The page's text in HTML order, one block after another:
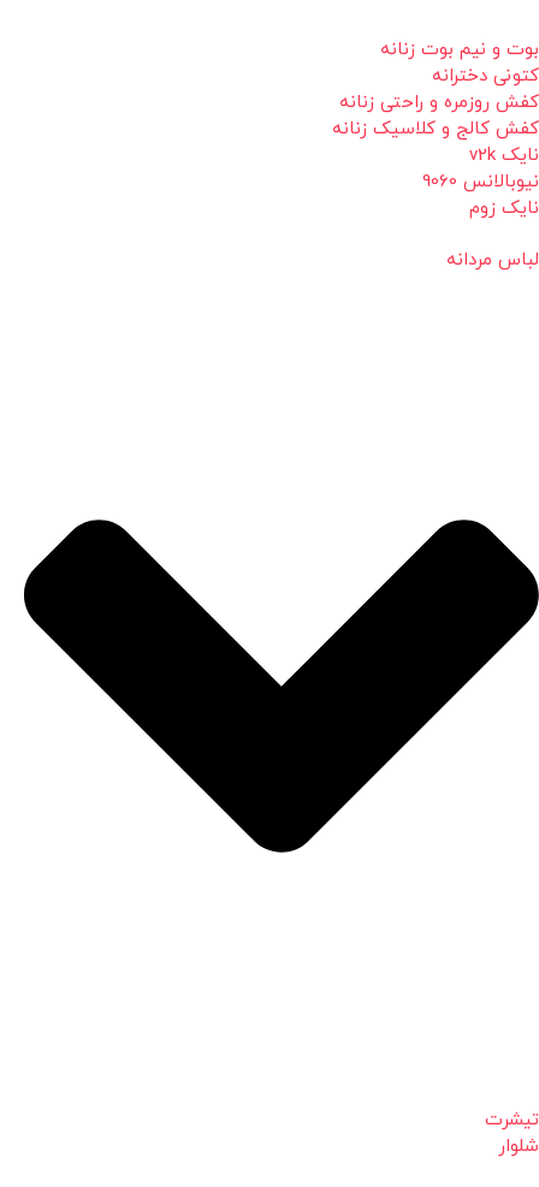
بوت و نیم بوت زنانه
کتونی دخترانه
کفش روزمره و راحتی زنانه
کفش کالج و کلاسیک زنانه
نایک v2k
نیوبالانس 9060
نایک زوم
لباس مردانه
تیشرت
شلوار